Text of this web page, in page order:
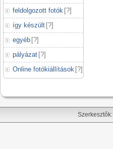
feldolgozott fotók [?]
így készült [?]
egyéb [?]
pályázat [?]
Online fotókiállítások [?]
Szerkesztők: